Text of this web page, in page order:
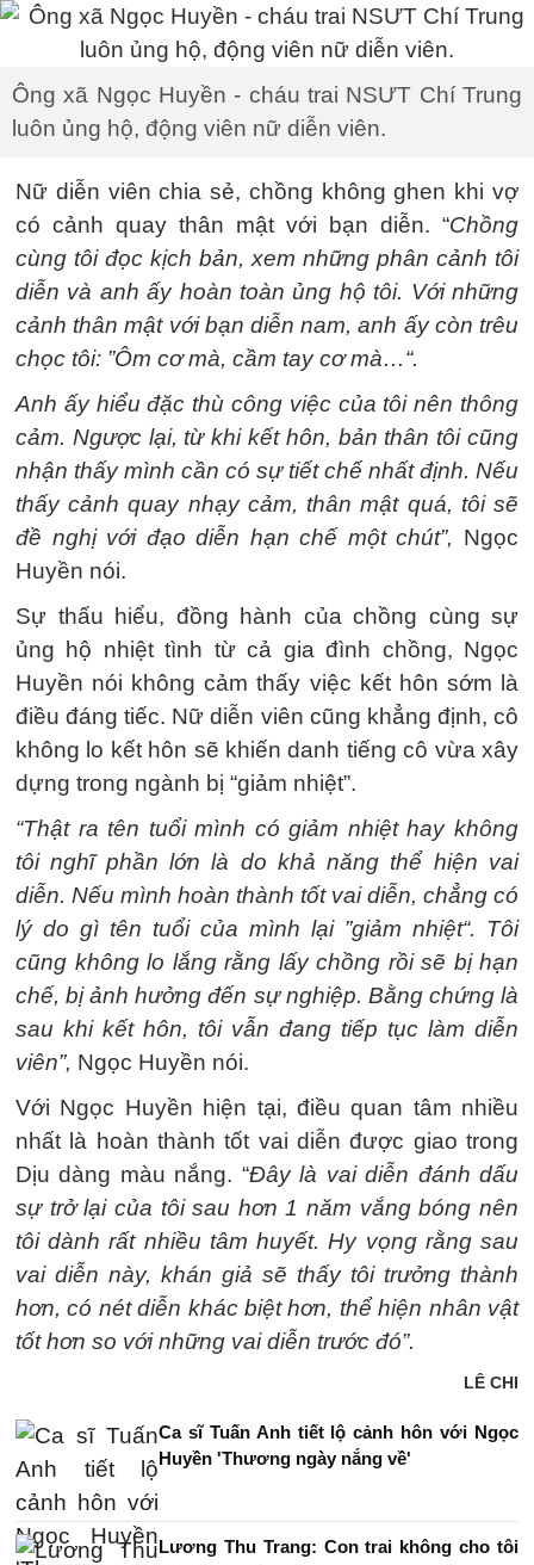
Ông xã Ngọc Huyền - cháu trai NSƯT Chí Trung
luôn ủng hộ, động viên nữ diễn viên.
Nữ diễn viên chia sẻ, chồng không ghen khi vợ
có cảnh quay thân mật với bạn diễn. “Chồng
cùng tôi đọc kịch bản, xem những phân cảnh tôi
diễn và anh ấy hoàn toàn ủng hộ tôi. Với những
cảnh thân mật với bạn diễn nam, anh ấy còn trêu
chọc tôi: ”Ôm cơ mà, cầm tay cơ mà…“.
Anh ấy hiểu đặc thù công việc của tôi nên thông
cảm. Ngược lại, từ khi kết hôn, bản thân tôi cũng
nhận thấy mình cần có sự tiết chế nhất định. Nếu
thấy cảnh quay nhạy cảm, thân mật quá, tôi sẽ
đề nghị với đạo diễn hạn chế một chút”, Ngọc
Huyền nói.
Sự thấu hiểu, đồng hành của chồng cùng sự
ủng hộ nhiệt tình từ cả gia đình chồng, Ngọc
Huyền nói không cảm thấy việc kết hôn sớm là
điều đáng tiếc. Nữ diễn viên cũng khẳng định, cô
không lo kết hôn sẽ khiến danh tiếng cô vừa xây
dựng trong ngành bị “giảm nhiệt”.
“Thật ra tên tuổi mình có giảm nhiệt hay không
tôi nghĩ phần lớn là do khả năng thể hiện vai
diễn. Nếu mình hoàn thành tốt vai diễn, chẳng có
lý do gì tên tuổi của mình lại ”giảm nhiệt“. Tôi
cũng không lo lắng rằng lấy chồng rồi sẽ bị hạn
chế, bị ảnh hưởng đến sự nghiệp. Bằng chứng là
sau khi kết hôn, tôi vẫn đang tiếp tục làm diễn
viên”, Ngọc Huyền nói.
Với Ngọc Huyền hiện tại, điều quan tâm nhiều
nhất là hoàn thành tốt vai diễn được giao trong
Dịu dàng màu nắng. “Đây là vai diễn đánh dấu
sự trở lại của tôi sau hơn 1 năm vắng bóng nên
tôi dành rất nhiều tâm huyết.Hy vọng rằng sau
vai diễn này, khán giả sẽ thấy tôi trưởng thành
hơn, có nét diễn khác biệt hơn, thể hiện nhân vật
tốt hơn so với những vai diễn trước đó”.
LÊ CHI
Ca sĩ Tuấn Anh tiết lộ cảnh hôn với Ngọc
Huyền 'Thương ngày nắng về'
Lương Thu Trang: Con trai không cho tôi